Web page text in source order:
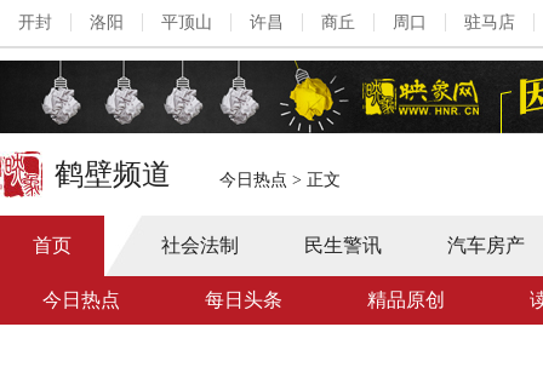
开封 洛阳 平顶山 许昌 商丘 周口 驻马店
鹤壁频道 今日热点 > 正文
首页 社会法制 民生警讯 汽车房产
今日热点 每日头条 精品原创